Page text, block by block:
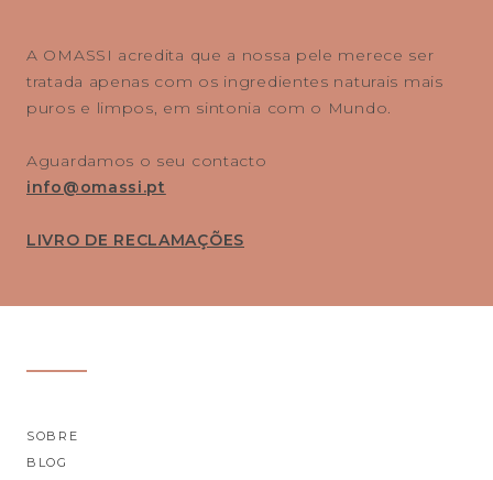
A OMASSI acredita que a nossa pele merece ser
tratada apenas com os ingredientes naturais mais
puros e limpos, em sintonia com o Mundo.
Aguardamos o seu contacto
info@omassi.pt
LIVRO DE RECLAMAÇÕES
SOBRE
BLOG